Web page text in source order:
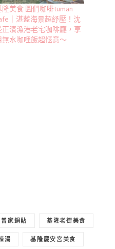
隆美食 圖們咖啡tuman
｜湛藍海景超紓壓！沈
正濱漁港老宅咖啡廳，享
無水咖哩飯超愜意～
曾家鍋貼 基隆老街美食
湯 基隆慶安宮美食